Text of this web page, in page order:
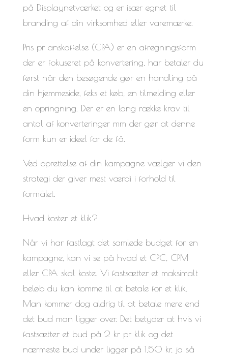
på Displaynetværket og er især egnet til
branding af din virksomhed eller varemærke.
Pris pr anskaffelse (CPA) er en afregningsform
der er fokuseret på konvertering, har betaler du
først når den besøgende gør en handling på
din hjemmeside, feks et køb, en tilmelding eller
en opringning. Der er en lang række krav til
antal af konverteringer mm der gør at denne
form kun er ideel for de få.
Ved oprettelse af din kampagne vælger vi den
strategi der giver mest værdi i forhold til
formålet.
Hvad koster et klik?
Når vi har fastlagt det samlede budget for en
kampagne, kan vi se på hvad et CPC, CPM
eller CPA skal koste. Vi fastsætter et maksimalt
beløb du kan komme til at betale for et klik.
Man kommer dog aldrig til at betale mere end
det bud man ligger over. Det betyder at hvis vi
fastsætter et bud på 2 kr pr klik og det
nærmeste bud under ligger på 1,50 kr, ja så